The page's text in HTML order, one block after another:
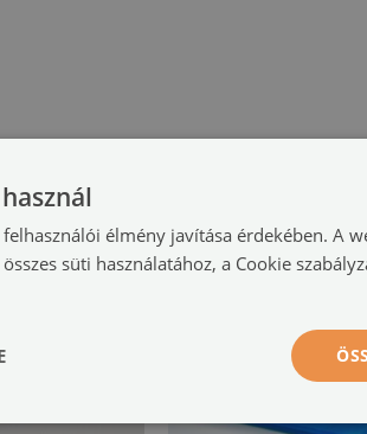
élmény javítása érdekében. A
süti használatához, a Cookie